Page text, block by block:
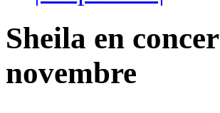
Sheila en
novembre